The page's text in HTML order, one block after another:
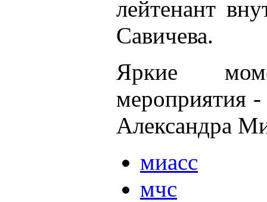
лейтенант
Савичева.
Яркие
мероприятия
Александра
миасс
мчс